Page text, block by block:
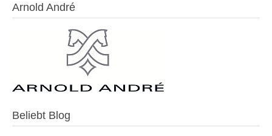
Arnold André
Beliebt Blog